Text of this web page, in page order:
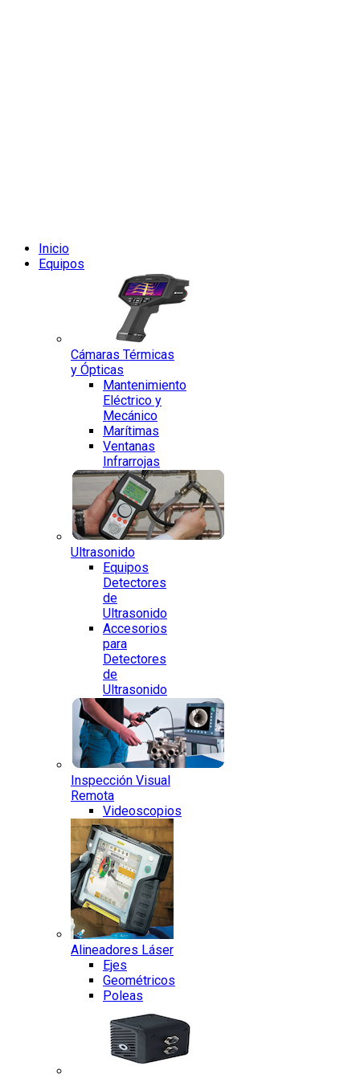
Inicio
Equipos
Cámaras Térmicas
y Ópticas
Mantenimiento
Eléctrico y
Mecánico
Marítimas
Ventanas
Infrarrojas
Ultrasonido
Equipos
Detectores
de
Ultrasonido
Accesorios
para
Detectores
de
Ultrasonido
Inspección Visual
Remota
Videoscopios
Alineadores Láser
Ejes
Geométricos
Poleas